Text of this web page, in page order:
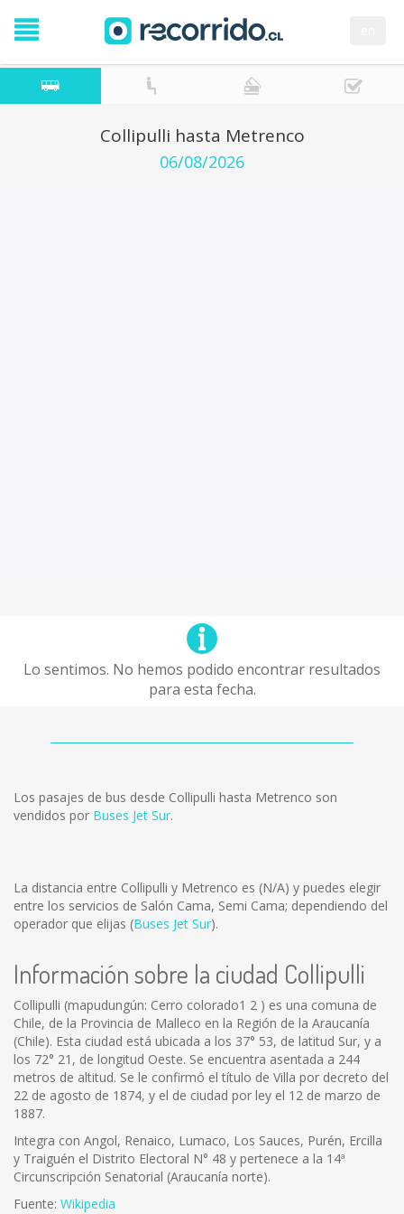
Collipulli hasta Metrenco
06/08/2026
Lo sentimos. No hemos podido encontrar resultados
para esta fecha.
Los pasajes de bus desde Collipulli hasta Metrenco son
vendidos por Buses Jet Sur.
La distancia entre Collipulli y Metrenco es (N/A) y puedes elegir
entre los servicios de Salón Cama, Semi Cama; dependiendo del
operador que elijas (Buses Jet Sur).
Información sobre la ciudad Collipulli
Collipulli (mapudungún: Cerro colorado1 2 ) es una comuna de
Chile, de la Provincia de Malleco en la Región de la Araucanía
(Chile). Esta ciudad está ubicada a los 37° 53, de latitud Sur, y a
los 72° 21, de longitud Oeste. Se encuentra asentada a 244
metros de altitud. Se le confirmó el título de Villa por decreto del
22 de agosto de 1874, y el de ciudad por ley el 12 de marzo de
1887.
Integra con Angol, Renaico, Lumaco, Los Sauces, Purén, Ercilla
y Traiguén el Distrito Electoral N° 48 y pertenece a la 14ª
Circunscripción Senatorial (Araucanía norte).
Fuente: Wikipedia